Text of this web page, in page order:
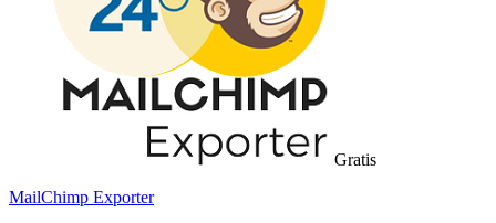
Gratis
MailChimp Exporter